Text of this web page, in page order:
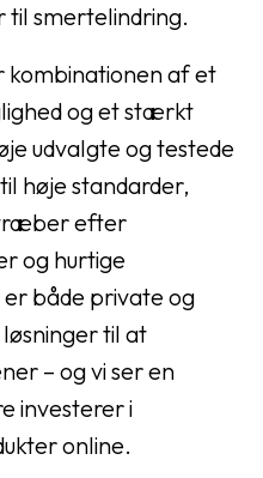
smertelindring.
kombinationen af et
og et stærkt
udvalgte og testede
høje standarder,
efter
og hurtige
både private og
til at
– og vi ser en
investerer i
online.